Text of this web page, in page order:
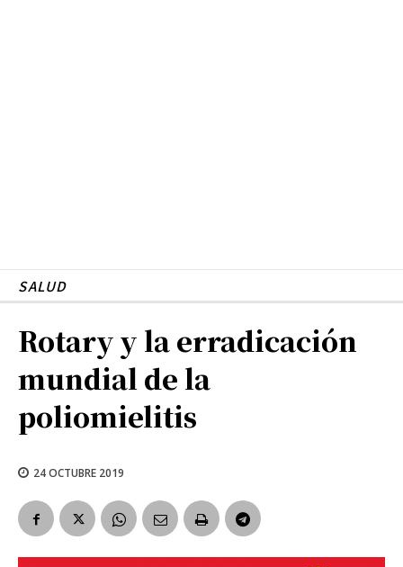
SALUD
Rotary y la erradicación
mundial de la
poliomielitis
24 OCTUBRE 2019